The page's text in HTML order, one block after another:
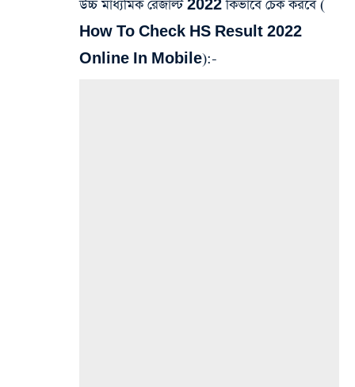
উচ্চ মাধ্যমিক রেজাল্ট 2022 কিভাবে চেক করবে (
How To Check HS Result 2022
Online In Mobile):-